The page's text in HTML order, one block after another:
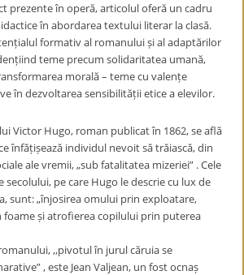
prezente în operă, articolul oferă un cadru
în abordarea textului literar la clasă.
formativ al romanului și al adaptărilor
teme precum solidaritatea umană,
morală – teme cu valențe
în dezvoltarea sensibilității etice a elevilor.
Victor Hugo, roman publicat în 1862, se află
înfățișează individul nevoit să trăiască, din
ale vremii, „sub fatalitatea mizeriei” . Cele
pe care Hugo le descrie cu lux de
sunt: „înjosirea omului prin exploatare,
foame și atrofierea copilului prin puterea
,,pivotul în jurul căruia se
, este Jean Valjean, un fost ocnaș